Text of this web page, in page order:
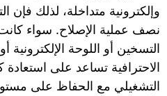
وإلكترونية متداخلة، لذلك
نصف عملية الإصلاح. سواء
التسخين أو اللوحة الإلكترونية
الاحترافية تساعد على استعادة
التشغيلي مع الحفاظ على